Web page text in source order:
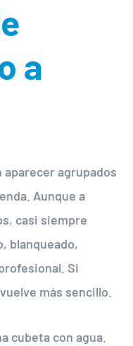
a
aparecer agrupados
Aunque a
casi siempre
blanqueado,
Si
más sencillo.
cubeta con agua.